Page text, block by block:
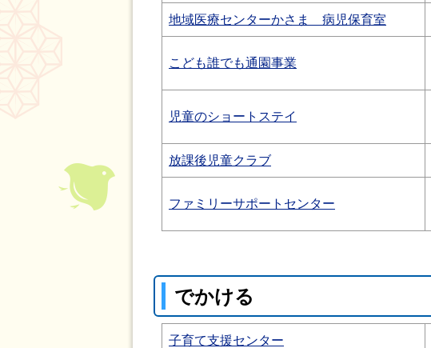
地域医療センターかさま 病児保育室
こども誰でも通園事業
児童のショートステイ
放課後児童クラブ
ファミリーサポートセンター
でかける
子育て支援センター